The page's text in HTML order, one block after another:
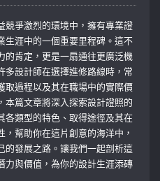
競爭激烈的環境中，擁有專業證
生涯中的一個重要里程碑。這不
的肯定，更是一扇通往更廣泛機
多設計師在選擇進修路線時，常
取過程以及其在職場中的實際價
本篇文章將深入探索設計證照的
各類型的特色、取得途徑及其在
，幫助你在這片創意的海洋中，
的發展之路。讓我們一起剖析這
力與價值，為你的設計生涯添磚